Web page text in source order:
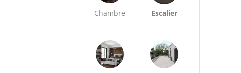
Chambre Escalier